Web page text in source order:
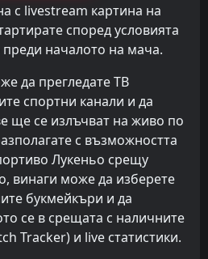
с livestream картина на
според условията
началото на мача.
да прегледате ТВ
спортни канали и да
ще се излъчват на живо по
с възможността
Лукеньо срещу
винаги може да изберете
букмейкъри и да
се в срещата с наличните
Tracker) и live статистики.